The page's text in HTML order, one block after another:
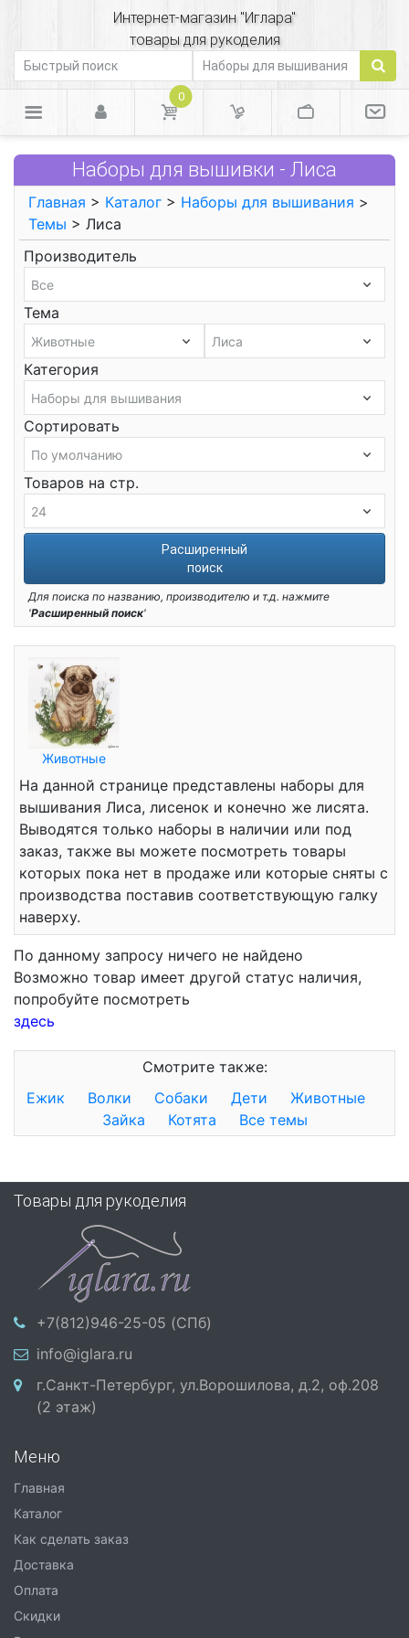
Интернет-магазин "Иглара"
товары для рукоделия
0
Наборы для вышивки - Лиса
Главная > Каталог > Наборы для вышивания >
Темы > Лиса
Производитель
Тема
Категория
Сортировать
Товаров на стр.
Расширенный
поиск
Для поиска по названию, производителю и т.д. нажмите
'Расширенный поиск'
Животные
На данной странице представлены наборы для
вышивания Лиса, лисенок и конечно же лисята.
Выводятся только наборы в наличии или под
заказ, также вы можете посмотреть товары
которых пока нет в продаже или которые сняты с
производства поставив соответствующую галку
наверху.
По данному запросу ничего не найдено
Возможно товар имеет другой статус наличия,
попробуйте посмотреть
здесь
Смотрите также:
Ежик
Волки Собаки Дети
Животные
Зайка
Котята Все темы
Товары для рукоделия
+7(812)946-25-05 (СПб)
info@iglara.ru
г.Санкт-Петербург, ул.Ворошилова, д.2, оф.208
(2 этаж)
Меню
Главная
Каталог
Как сделать заказ
Доставка
Оплата
Скидки